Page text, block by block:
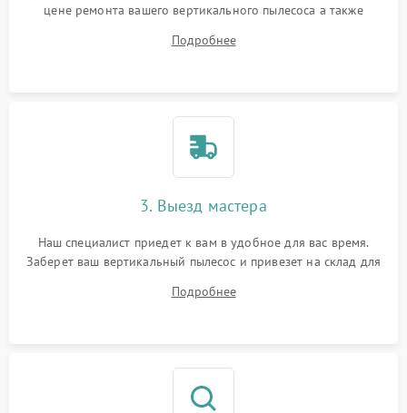
цене ремонта вашего вертикального пылесоса а также
Подробнее
3. Выезд мастера
Наш специалист приедет к вам в удобное для вас время.
Заберет ваш вертикальный пылесос и привезет на склад для
Подробнее